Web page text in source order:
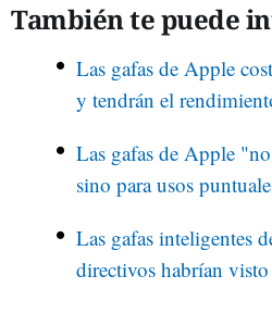
También te puede
Las gafas de Apple
y tendrán el
Las gafas de Apple
sino para usos
Las gafas inteligentes
directivos habrían